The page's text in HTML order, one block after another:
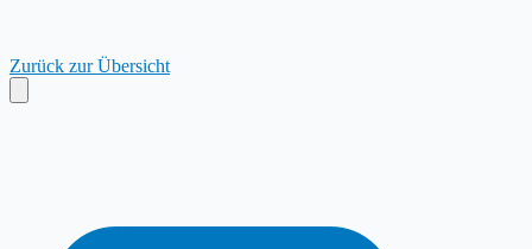
Zurück zur Übersicht